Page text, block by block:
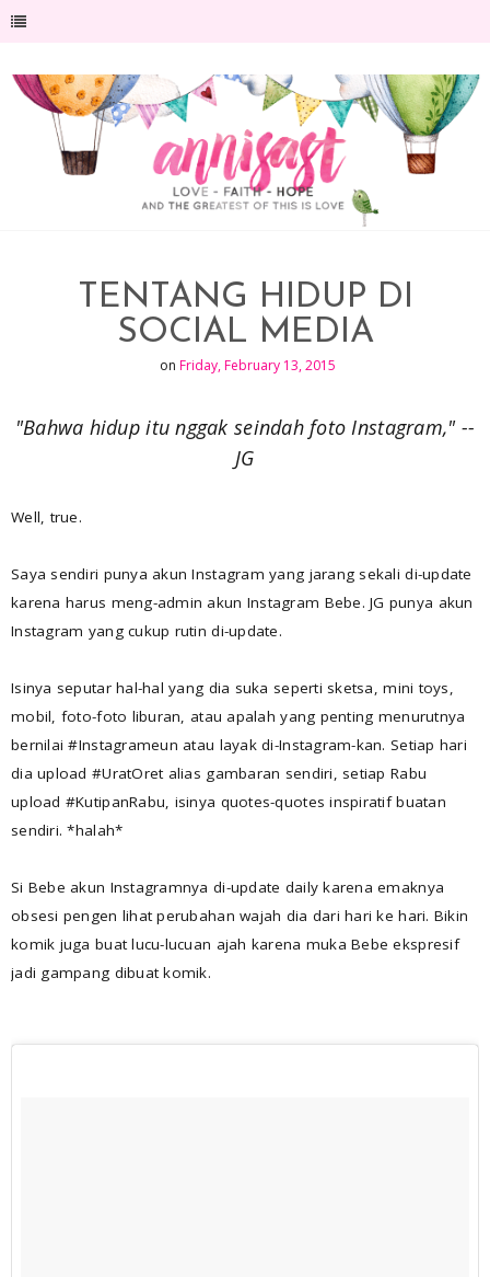
TENTANG HIDUP DI
SOCIAL MEDIA
on Friday, February 13, 2015
"Bahwa hidup itu nggak seindah foto Instagram," --
JG
Well, true.
Saya sendiri punya akun Instagram yang jarang sekali di-update
karena harus meng-admin akun Instagram Bebe. JG punya akun
Instagram yang cukup rutin di-update.
Isinya seputar hal-hal yang dia suka seperti sketsa, mini toys,
mobil, foto-foto liburan, atau apalah yang penting menurutnya
bernilai #Instagrameun atau layak di-Instagram-kan. Setiap hari
dia upload #UratOret alias gambaran sendiri, setiap Rabu
upload #KutipanRabu, isinya quotes-quotes inspiratif buatan
sendiri. *halah*
Si Bebe akun Instagramnya di-update daily karena emaknya
obsesi pengen lihat perubahan wajah dia dari hari ke hari. Bikin
komik juga buat lucu-lucuan ajah karena muka Bebe ekspresif
jadi gampang dibuat komik.